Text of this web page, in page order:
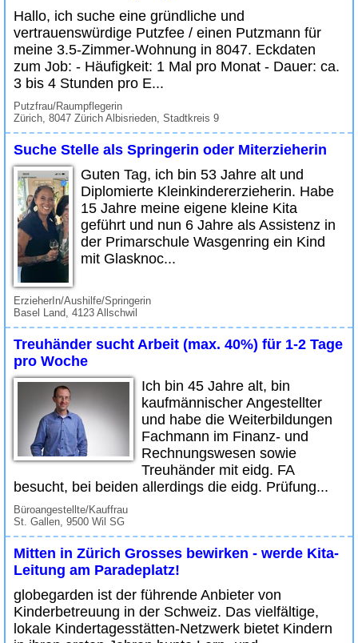
Hallo, ich suche eine gründliche und
vertrauenswürdige Putzfee / einen Putzmann für
meine 3.5-Zimmer-Wohnung in 8047. Eckdaten
zum Job: - Häufigkeit: 1 Mal pro Monat - Dauer: ca.
3 bis 4 Stunden pro E...
Putzfrau/Raumpflegerin
Zürich, 8047 Zürich Albisrieden, Stadtkreis 9
Suche Stelle als Springerin oder Miterzieherin
Guten Tag, ich bin 53 Jahre alt und
Diplomierte Kleinkindererzieherin. Habe
15 Jahre meine eigene kleine Kita
geführt und nun 6 Jahre als Assistenz in
der Primarschule Wasgenring ein Kind
mit Glasknoc...
ErzieherIn/Aushilfe/Springerin
Basel Land, 4123 Allschwil
Treuhänder sucht Arbeit (max. 40%) für 1-2 Tage
pro Woche
Ich bin 45 Jahre alt, bin
kaufmännischer Angestellter
und habe die Weiterbildungen
Fachmann im Finanz- und
Rechnungswesen sowie
Treuhänder mit eidg. FA
besucht, bei beiden allerdings die eidg. Prüfung...
Büroangestellte/Kauffrau
St. Gallen, 9500 Wil SG
Mitten in Zürich Grosses bewirken - werde Kita-
Leitung am Paradeplatz!
globegarden ist der führende Anbieter von
Kinderbetreuung in der Schweiz. Das vielfältige,
lokale Kindertagesstätten-Netzwerk bietet Kindern